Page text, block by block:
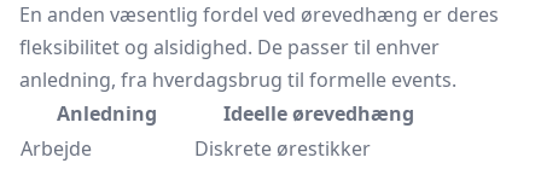
En anden væsentlig fordel ved ørevedhæng er deres
fleksibilitet og alsidighed. De passer til enhver
anledning, fra hverdagsbrug til formelle events.
Anledning
Ideelle ørevedhæng
Arbejde
Diskrete ørestikker